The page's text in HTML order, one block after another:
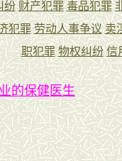
的保健医生